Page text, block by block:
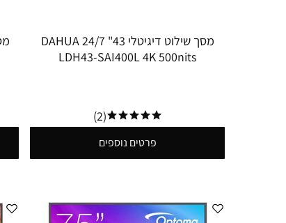
מסך שילוט דיגיטלי 43" 24/7 DAHUA
LDH43-SAI400L 4K 500nits
(2)
פרטים נוספים